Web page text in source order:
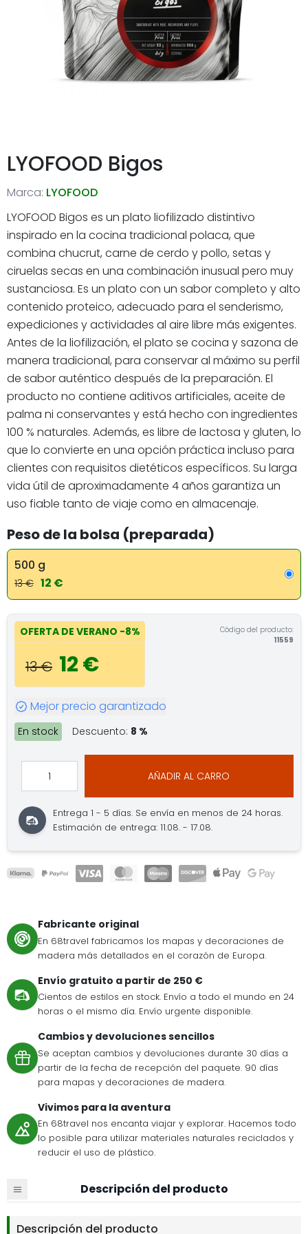
LYOFOOD Bigos
Marca: LYOFOOD
LYOFOOD Bigos es un plato liofilizado distintivo
inspirado en la cocina tradicional polaca, que
combina chucrut, carne de cerdo y pollo, setas y
ciruelas secas en una combinación inusual pero muy
sustanciosa. Es un plato con un sabor completo y alto
contenido proteico, adecuado para el senderismo,
expediciones y actividades al aire libre más exigentes.
Antes de la liofilización, el plato se cocina y sazona de
manera tradicional, para conservar al máximo su perfil
de sabor auténtico después de la preparación. El
producto no contiene aditivos artificiales, aceite de
palma ni conservantes y está hecho con ingredientes
100 % naturales. Además, es libre de lactosa y gluten, lo
que lo convierte en una opción práctica incluso para
clientes con requisitos dietéticos específicos. Su larga
vida útil de aproximadamente 4 años garantiza un
uso fiable tanto de viaje como en almacenaje.
Peso de la bolsa (preparada)
500 g
13 € 12 €
OFERTA DE VERANO -8%
13 € 12 €
Código del producto:
11559
Mejor precio garantizado
En stock Descuento: 8 %
AÑADIR AL CARRO
Entrega 1 - 5 días. Se envía en menos de 24 horas.
Estimación de entrega: 11.08. - 17.08.
Fabricante original
En 68travel fabricamos los mapas y decoraciones de
madera más detallados en el corazón de Europa.
Envío gratuito a partir de 250 €
Cientos de estilos en stock. Envío a todo el mundo en 24
horas o el mismo día. Envío urgente disponible.
Cambios y devoluciones sencillos
Se aceptan cambios y devoluciones durante 30 días a
partir de la fecha de recepción del paquete. 90 días
para mapas y decoraciones de madera.
Vivimos para la aventura
En 68travel nos encanta viajar y explorar. Hacemos todo
lo posible para utilizar materiales naturales reciclados y
reducir el uso de plástico.
Descripción del producto
Descripción del producto